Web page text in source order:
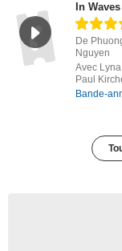
In Waves
De
Nguyen
Avec
Paul
Bande-